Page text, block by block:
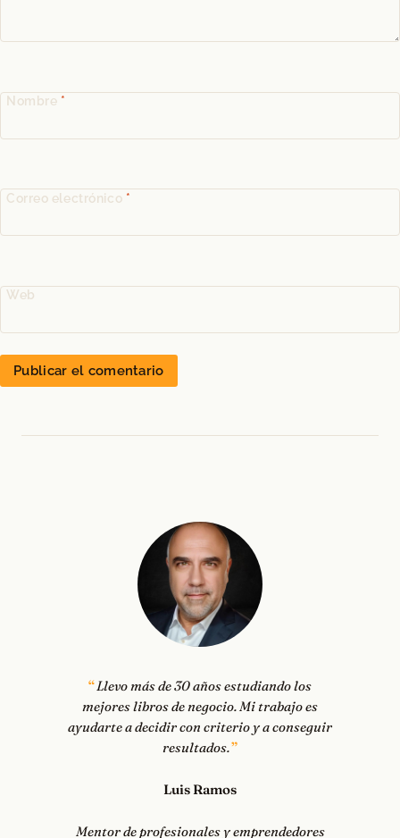
Nombre *
Correo electrónico *
Web
Llevo más de 30 años estudiando los
mejores libros de negocio. Mi trabajo es
ayudarte a decidir con criterio y a conseguir
resultados.
Luis Ramos
Mentor de profesionales y emprendedores